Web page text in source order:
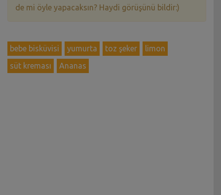
de mi öyle yapacaksın? Haydi görüşünü bildir:)
bebe bisküvisi yumurta toz şeker
limon
süt kreması
Ananas